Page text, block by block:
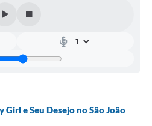
Girl e Seu Desejo no São João